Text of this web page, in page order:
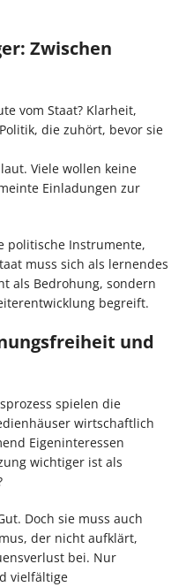
Zwischen
vom Staat? Klarheit,
die zuhört, bevor sie
Viele wollen keine
Einladungen zur
politische Instrumente,
muss sich als lernendes
als Bedrohung, sondern
begreift.
und
spielen die
wirtschaftlich
Eigeninteressen
wichtiger ist als
Doch sie muss auch
der nicht aufklärt,
bei. Nur
vielfältige